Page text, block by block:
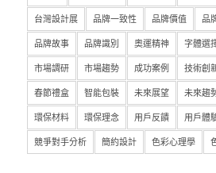
台灣設計展 品牌一致性 品牌價值 品
品牌故事 品牌識別 奧運精神 字體選
市場調研 市場趨勢 成功案例 技術創
春節禮盒 智能包裝 未來展望 未來趨
環保材料 環保理念 用戶反饋 用戶體
競爭對手分析 簡約設計 色彩心理學